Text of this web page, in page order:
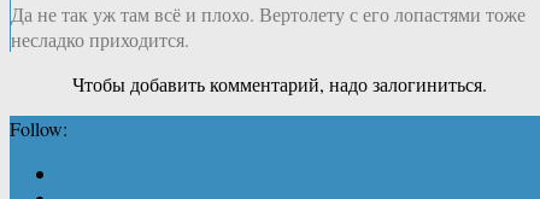
Да не так уж там всё и плохо. Вертолету с его лопастями тоже
несладко приходится.
Чтобы добавить комментарий, надо залогиниться.
Follow: